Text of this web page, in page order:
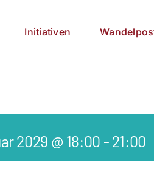
Initiativen
2029 @ 18:00 - 21:00